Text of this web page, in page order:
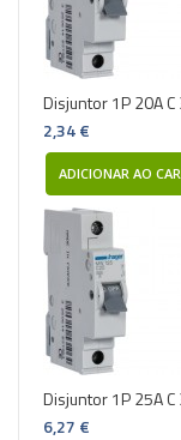
Disjuntor 1P 20A
2,34 €
ADICIONAR AO
Disjuntor 1P 25A
6,27 €